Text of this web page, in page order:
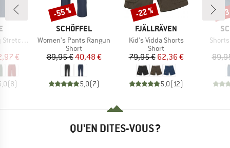
Shorts II
réduit
€
(8)
MARQUE
SCHÖFFEL
Article
Women's Pants Rangun
Product group
Short
Prix
89,95 €Prix réduit
40,48 €
5,0(7)
Remise
-55 %
MARQUE
FJÄLLRÄVEN
Article
Kid's Vidda Shorts
Product group
Short
Prix
79,95 €Prix réduit
62,36 €
5,0(12)
Remise
-22 %
Article
-
QU'EN DITES-VOUS ?